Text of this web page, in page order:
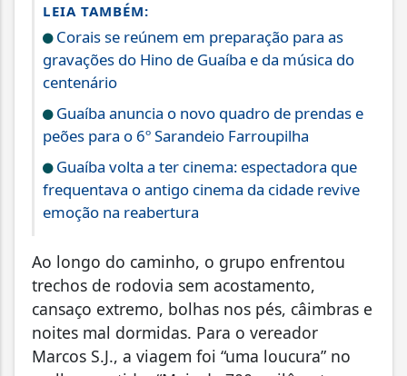
LEIA TAMBÉM:
Corais se reúnem em preparação para as
gravações do Hino de Guaíba e da música do
centenário
Guaíba anuncia o novo quadro de prendas e
peões para o 6º Sarandeio Farroupilha
Guaíba volta a ter cinema: espectadora que
frequentava o antigo cinema da cidade revive
emoção na reabertura
Ao longo do caminho, o grupo enfrentou
trechos de rodovia sem acostamento,
cansaço extremo, bolhas nos pés, câimbras e
noites mal dormidas. Para o vereador
Marcos S.J., a viagem foi “uma loucura” no